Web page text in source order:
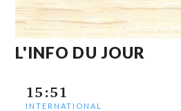
L'INFO DU JOUR
15:51
INTERNATIONAL